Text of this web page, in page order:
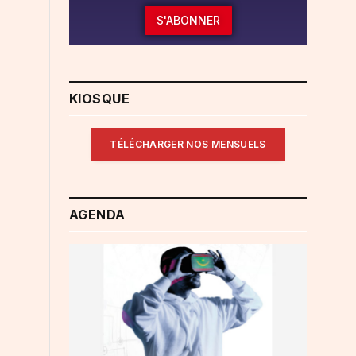
S'ABONNER
KIOSQUE
TÉLÉCHARGER NOS MENSUELS
AGENDA